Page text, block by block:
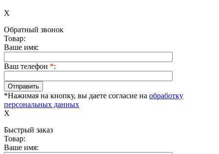
X
Обратный звонок
Товар:
Ваше имя:
Ваш телефон *:
*Нажимая на кнопку, вы даете согласие на обработку
персональных данных
X
Быстрый заказ
Товар:
Ваше имя: